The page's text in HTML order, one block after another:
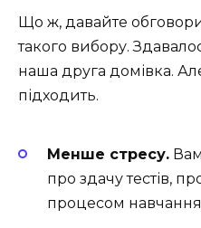
Що ж, давайте
такого вибору.
наша друга домівка.
підходить.
Менше стресу.
про здачу тестів,
процесом